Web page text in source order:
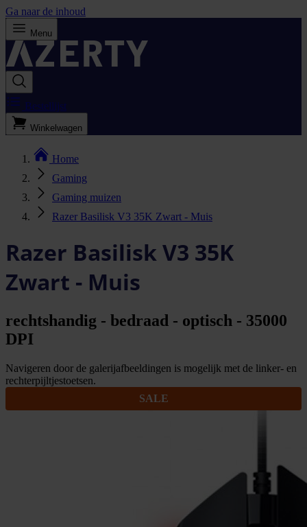
Ga naar de inhoud
Menu
Bestellijst
Winkelwagen
Home
Gaming
Gaming muizen
Razer Basilisk V3 35K Zwart - Muis
Razer Basilisk V3 35K
Zwart - Muis
rechtshandig - bedraad - optisch - 35000
DPI
Navigeren door de galerijafbeeldingen is mogelijk met de linker- en
rechterpijltjestoetsen.
SALE